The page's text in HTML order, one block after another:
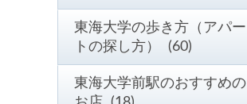
東海大学の歩き方（アパー
トの探し方） (60)
東海大学前駅のおすすめの